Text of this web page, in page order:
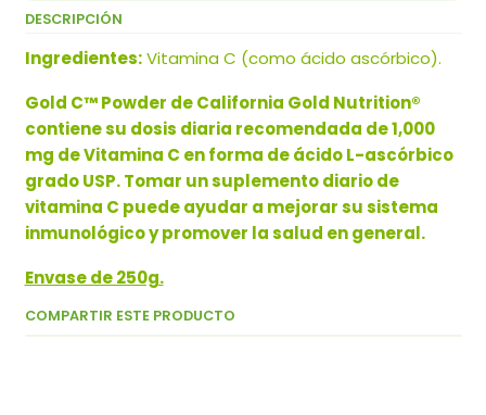
DESCRIPCIÓN
Ingredientes:Vitamina C (como ácido ascórbico).
Gold C™ Powder de California Gold Nutrition®
contiene su dosis diaria recomendada de 1,000
mg de Vitamina C en forma de ácido L-ascórbico
grado USP. Tomar un suplemento diario de
vitamina C puede ayudar a mejorar su sistema
inmunológico y promover la salud en general.
Envase de 250g.
COMPARTIR ESTE PRODUCTO